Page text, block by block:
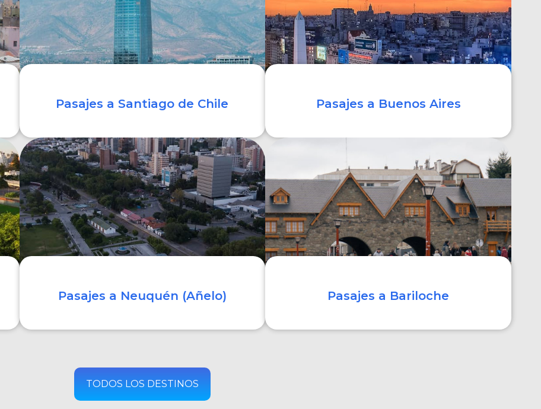
Pasajes a Santiago de Chile
COMPRAR
Pasajes a Buenos Aires
Pasajes a Neuquén (Añelo) Pasajes a Bariloche
TODOS LOS DESTINOS